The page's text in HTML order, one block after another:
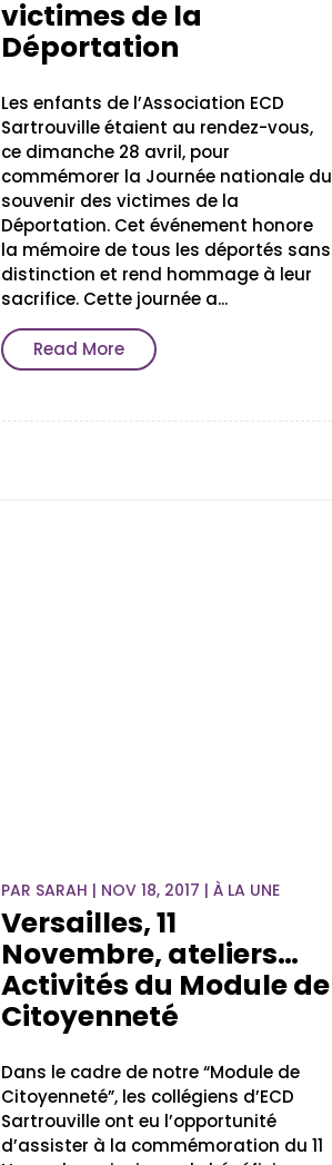
victimes de la
Déportation
Les enfants de l’Association ECD
Sartrouville étaient au rendez-vous,
ce dimanche 28 avril, pour
commémorer la Journée nationale du
souvenir des victimes de la
Déportation. Cet événement honore
la mémoire de tous les déportés sans
distinction et rend hommage à leur
sacrifice. Cette journée a...
Read More
PAR SARAH | NOV 18, 2017 |À LA UNE
Versailles, 11
Novembre, ateliers…
Activités du Module de
Citoyenneté
Dans le cadre de notre “Module de
Citoyenneté”, les collégiens d’ECD
Sartrouville ont eu l’opportunité
d’assister à la commémoration du 11